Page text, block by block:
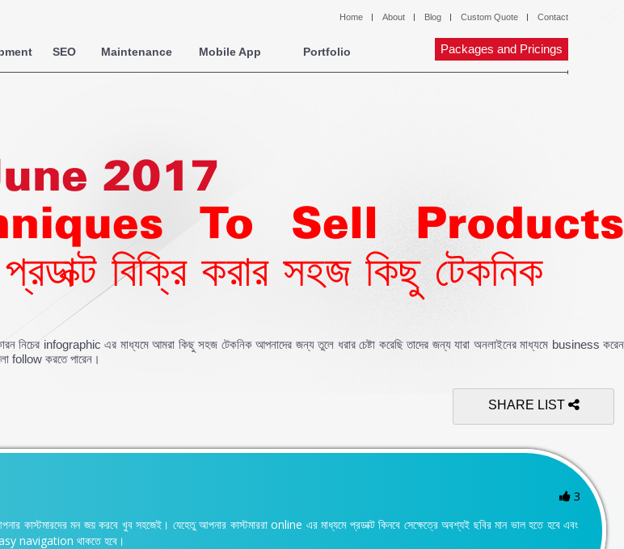
Home About Blog Custom Quote Contact
SEO Maintenance Mobile App Portfolio Packages and Pricings
2017
To Sell Products
বিক্রি করার সহজ কিছু টেকনিক
নিচের infographic এর মাধ্যমে আমরা কিছু সহজ টেকনিক আপনাদের জন্য তুলে ধরার চেষ্টা করেছি তাদের জন্য যারা অনলাইনের মাধ্যমে business করেন
follow করতে পারেন।
SHARE LIST
3
কাস্টমারদের মন জয় করবে খুব সহজেই। যেহেতু আপনার কাস্টমাররা online এর মাধ্যমে প্রডাক্ট কিনবে সেক্ষেত্রে অবশ্যই ছবির মান ভাল হতে হবে এবং
navigation থাকতে হবে।